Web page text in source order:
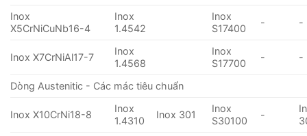
Inox
X5CrNiCuNb16-4
Inox
1.4542
Inox
S17400
- -
Inox X7CrNiAl17-7
Inox
1.4568
Inox
S17700
- -
Dòng Austenitic - Các mác tiêu chuẩn
Inox X10CrNi18-8
Inox
1.4310
Inox 301
Inox
S30100
-